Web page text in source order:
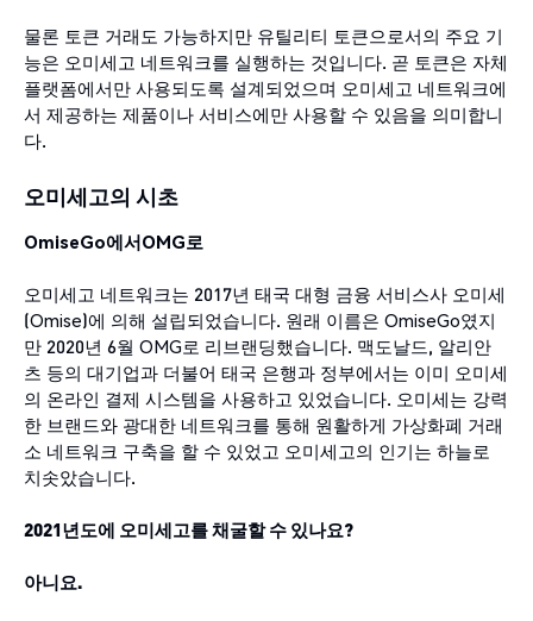
물론 토큰 거래도 가능하지만 유틸리티 토큰으로서의 주요 기
능은 오미세고 네트워크를 실행하는 것입니다. 곧 토큰은 자체
플랫폼에서만 사용되도록 설계되었으며 오미세고 네트워크에
서 제공하는 제품이나 서비스에만 사용할 수 있음을 의미합니
다.
오미세고의 시초
OmiseGo에서OMG로
오미세고 네트워크는 2017년 태국 대형 금융 서비스사 오미세
(Omise)에 의해 설립되었습니다. 원래 이름은 OmiseGo였지
만 2020년 6월 OMG로 리브랜딩했습니다. 맥도날드, 알리안
츠 등의 대기업과 더불어 태국 은행과 정부에서는 이미 오미세
의 온라인 결제 시스템을 사용하고 있었습니다. 오미세는 강력
한 브랜드와 광대한 네트워크를 통해 원활하게 가상화폐 거래
소 네트워크 구축을 할 수 있었고 오미세고의 인기는 하늘로
치솟았습니다.
2021년도에 오미세고를 채굴할 수 있나요?
아니요.